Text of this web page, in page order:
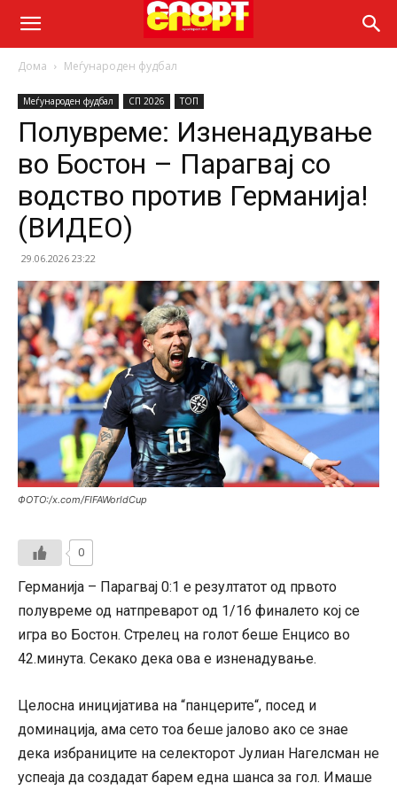
Дома Меѓународен фудбал
Меѓународен фудбал СП 2026 ТОП
Полувреме: Изненадување
во Бостон – Парагвај со
водство против Германија!
(ВИДЕО)
29.06.2026 23:22
ФОТО:/x.com/FIFAWorldCup
0
Германија – Парагвај 0:1 е резултатот од првото
полувреме од натпреварот од 1/16 финалето кој се
игра во Бостон. Стрелец на голот беше Енцисо во
42.минута. Секако дека ова е изненадување.
Целосна иницијатива на “панцерите“, посед и
доминација, ама сето тоа беше јалово ако се знае
дека избраниците на селекторот Јулиан Нагелсман не
успеаја да создадат барем една шанса за гол. Имаше